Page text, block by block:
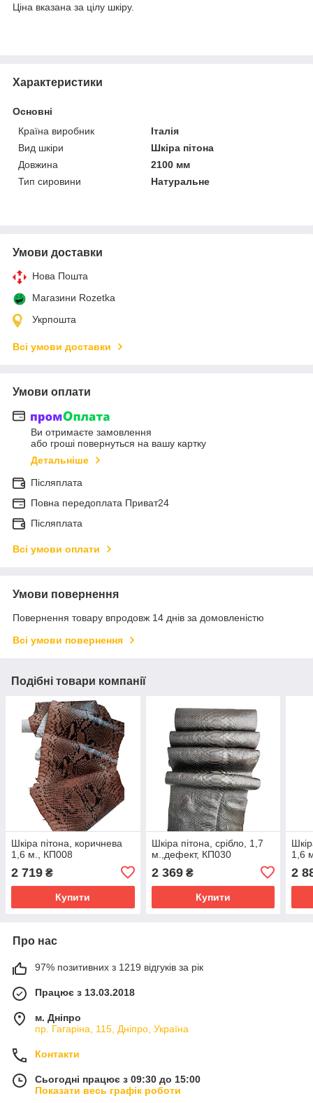
Ціна вказана за цілу шкіру.
Характеристики
Основні
Країна виробник
Італія
Вид шкіри
Шкіра пітона
Довжина
2100 мм
Тип сировини
Натуральне
Умови доставки
Нова Пошта
Магазини Rozetka
Укрпошта
Всі умови доставки
Умови оплати
Ви отримаєте замовлення
або гроші повернуться на вашу картку
Детальніше
Післяплата
Повна передоплата Приват24
Післяплата
Всі умови оплати
Умови повернення
Повернення товару впродовж 14 днів за домовленістю
Всі умови повернення
Подібні товари компанії
Шкіра пітона, коричнева
1,6 м., КП008
2 719 ₴
Купити
Шкіра пітона, срібло, 1,7
м.,дефект, КП030
2 369₴
Купити
1,6
2
Про нас
97% позитивних з 1219 відгуків за рік
Працює з 13.03.2018
м. Дніпро
пр. Гагаріна, 115, Дніпро, Україна
Контакти
Сьогодні працює з 09:30 до 15:00
Показати весь графік роботи